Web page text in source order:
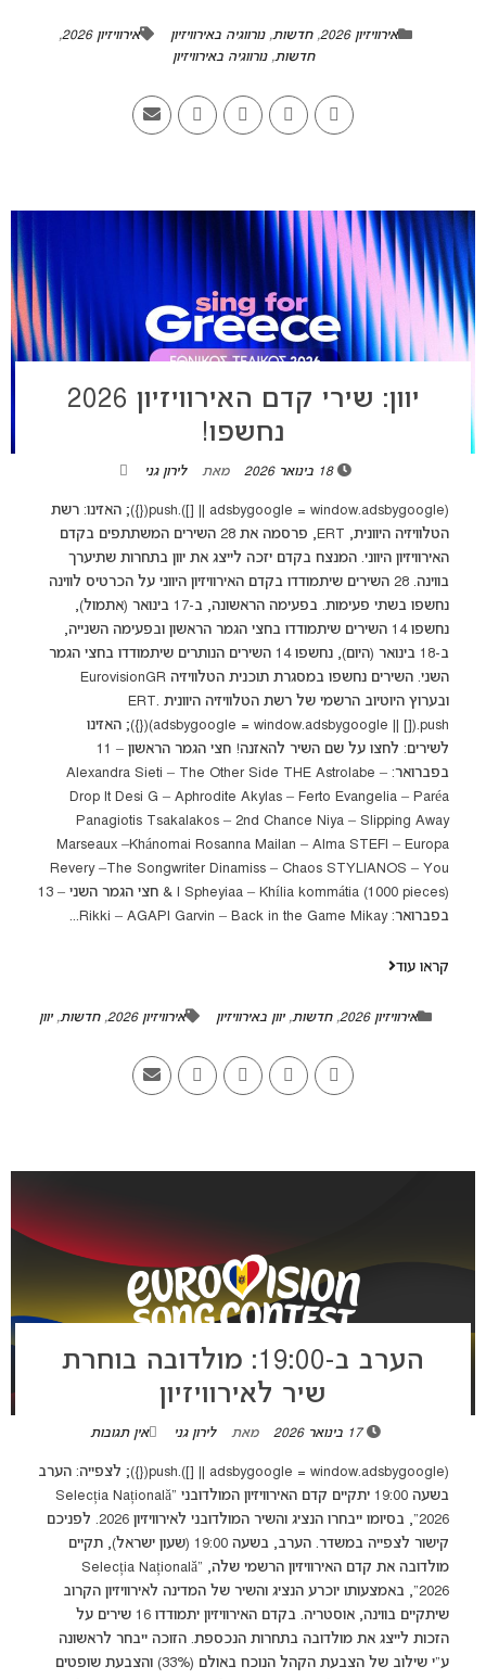
אירוויזיון 2026 ,חדשות,נורווגיה באירוויזיון אירוויזיון 2026
,
חדשות,נורווגיה באירוויזיון
יוון: שירי קדם האירוויזיון 2026
נחשפו!
18 בינואר 2026 מאת לירון גני
(adsbygoogle = window.adsbygoogle || []).push({}); האזינו: רשת
הטלוויזיה היוונית, ERT, פרסמה את 28 השירים המשתתפים בקדם
האירוויזיון היווני. המנצח בקדם יזכה לייצג את יוון בתחרות שתיערך
בווינה. 28 השירים שיתמודדו בקדם האירוויזיון היווני על הכרטיס לווינה
נחשפו בשתי פעימות. בפעימה הראשונה, ב-17 בינואר (אתמול),
נחשפו 14 השירים שיתמודדו בחצי הגמר הראשון ובפעימה השנייה,
ב-18 בינואר (היום), נחשפו 14 השירים הנותרים שיתמודדו בחצי הגמר
השני. השירים נחשפו במסגרת תוכנית הטלוויזיה EurovisionGR
ובערוץ היוטיוב הרשמי של רשת הטלוויזיה היוונית ERT.
(adsbygoogle = window.adsbygoogle || []).push({}); האזינו
לשירים: לחצו על שם השיר להאזנה! חצי הגמר הראשון – 11
בפברואר: Alexandra Sieti – The Other Side THE Astrolabe –
Drop It Desi G – Aphrodite Akylas – Ferto Evangelia – Paréa
Panagiotis Tsakalakos – 2nd Chance Niya – Slipping Away
Marseaux –Khánomai Rosanna Mailan – Alma STEFI – Europa
Revery –The Songwriter Dinamiss – Chaos STYLIANOS – You
& I Spheyiaa – Khília kommátia (1000 pieces) חצי הגמר השני – 13
בפברואר: Rikki – AGAPI Garvin – Back in the Game Mikay...
קראו עוד
אירוויזיון 2026 ,חדשות,יוון באירוויזיון אירוויזיון 2026 ,חדשות,יוון
הערב ב-19:00: מולדובה בוחרת
שיר לאירוויזיון
17 בינואר 2026 מאת לירון גני אין תגובות
(adsbygoogle = window.adsbygoogle || []).push({}); לצפייה: הערב
בשעה 19:00 יתקיים קדם האירוויזיון המולדובני "Selecția Națională
2026", בסיומו ייבחרו הנציג והשיר המולדובני לאירוויזיון 2026. לפניכם
קישור לצפייה במשדר. הערב, בשעה 19:00 (שעון ישראל), תקיים
מולדובה את קדם האירוויזיון הרשמי שלה, “Selecția Națională
2026”, באמצעותו יוכרע הנציג והשיר של המדינה לאירוויזיון הקרוב
שיתקיים בווינה, אוסטריה. בקדם האירוויזיון יתמודדו 16 שירים על
הזכות לייצג את מולדובה בתחרות הנכספת. הזוכה ייבחר לראשונה
ע”י שילוב של הצבעת הקהל הנוכח באולם (33%) והצבעת שופטים